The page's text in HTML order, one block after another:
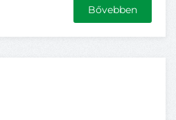
Bővebben